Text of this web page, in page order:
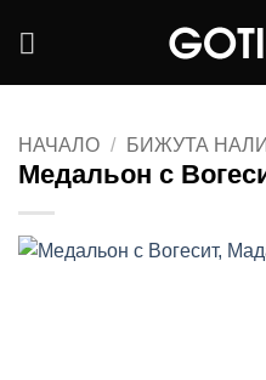
НАЧАЛО / БИЖУТА
Медальон с